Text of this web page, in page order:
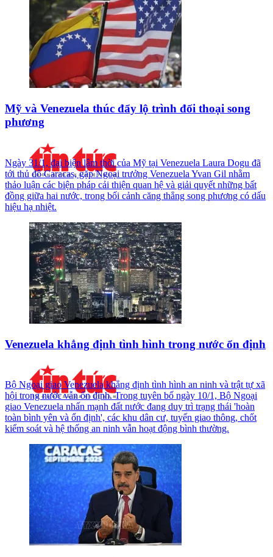
Mỹ và Venezuela thúc đẩy lộ trình đối thoại song
phương
Ngày 31/1, đại biện lâm thời của Mỹ tại Venezuela Laura Dogu đã
tới thủ đô Caracas, gặp Ngoại trưởng Venezuela Yvan Gil nhằm
thảo luận các biện pháp cải thiện quan hệ và giải quyết những bất
đồng giữa hai nước, trong bối cảnh căng thẳng song phương có dấu
hiệu hạ nhiệt.
Venezuela khẳng định tình hình trong nước ổn định
Bộ Ngoại giao Venezuela khẳng định tình hình an ninh và trật tự xã
hội trong nước vẫn ổn định. Trong tuyên bố ngày 10/1, Bộ Ngoại
giao Venezuela nhấn mạnh đất nước đang duy trì trạng thái 'hoàn
toàn bình yên và ổn định', các khu dân cư, tuyến giao thông, chốt
kiểm soát và hệ thống an ninh vẫn hoạt động bình thường.